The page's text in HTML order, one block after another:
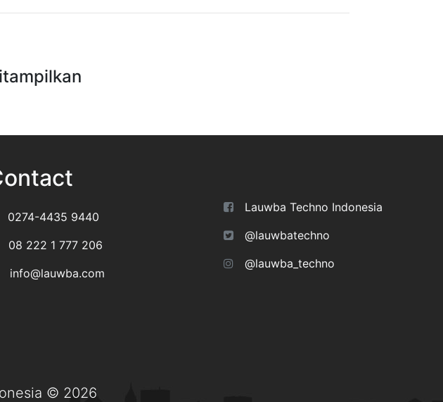
0274-4435 9440
08 222 1 777 206
info@lauwba.com
Lauwba Techno Indonesia
@lauwbatechno
@lauwba_techno
© 2026